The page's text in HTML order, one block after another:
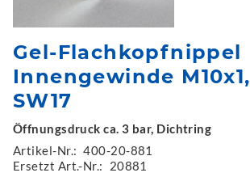
Gel-Flachkopfnippel
Innengewinde M10x1,
SW17
Öffnungsdruck ca. 3 bar, Dichtring
Artikel-Nr.: 400-20-881
Ersetzt Art.-Nr.:
20881